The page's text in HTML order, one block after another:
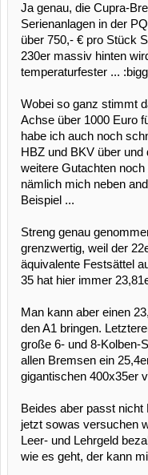
Ja genau, die Cupra-
Serienanlagen in der
über 750,- € pro Stück
230er massiv hinten
temperaturfester ...
Wobei so ganz stimmt
Achse über 1000 Euro
habe ich auch noch
HBZ und BKV über und
weitere Gutachten
nämlich mich neben
Beispiel ...
Streng genau
grenzwertig, weil der
äquivalente Festsättel
35 hat hier immer
Man kann aber einen
den A1 bringen.
große 6- und 8-Kolben-
allen Bremsen ein
gigantischen 400x35er
Beides aber passt
jetzt sowas versuchen
Leer- und Lehrgeld
wie es geht, der kann